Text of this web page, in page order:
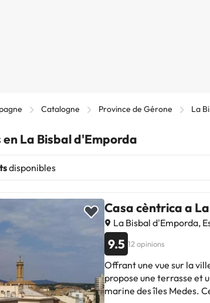
Catalogne Province de Gérone La
en La Bisbal d'Emporda
disponibles
Casa cèntrica a
La Bisbal d'Emporda,
9.5 12 opinions
Offrant une vue sur la
propose une terrasse et
marine des îles Medes.